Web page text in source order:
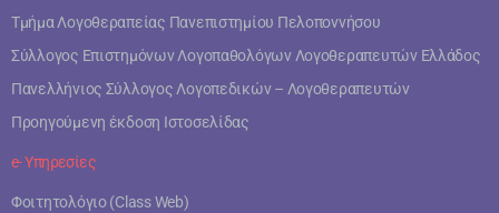
Τμήμα Λογοθεραπείας Πανεπιστημίου Πελοποννήσου
Σύλλογος Επιστημόνων Λογοπαθολόγων Λογοθεραπευτών Ελλάδος
Πανελλήνιος Σύλλογος Λογοπεδικών – Λογοθεραπευτών
Προηγούμενη έκδοση Ιστοσελίδας
e- Υπηρεσίες
Φοιτητολόγιο (Class Web)